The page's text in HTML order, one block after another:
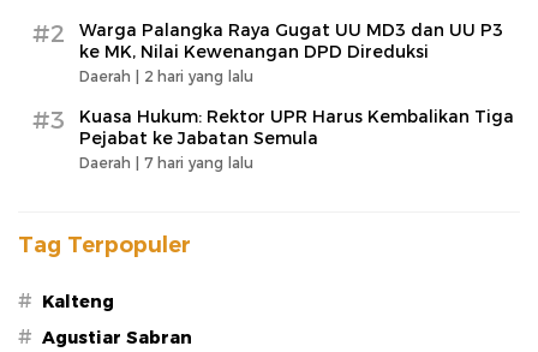
#2
Warga Palangka Raya Gugat UU MD3 dan UU P3
ke MK, Nilai Kewenangan DPD Direduksi
Daerah | 2 hari yang lalu
#3
Kuasa Hukum: Rektor UPR Harus Kembalikan Tiga
Pejabat ke Jabatan Semula
Daerah | 7 hari yang lalu
Tag Terpopuler
# Kalteng
# Agustiar Sabran